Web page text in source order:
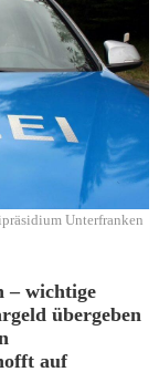
Unterfranken
– wichtige
übergeben
auf